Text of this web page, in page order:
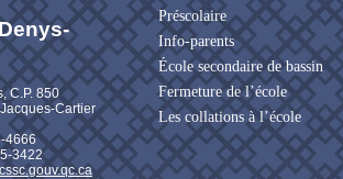
C.P. 850
Cartier
4666
3422
Préscolaire
Info-parents
École secondaire de bassin
Fermeture de l’école
Les collations à l’école